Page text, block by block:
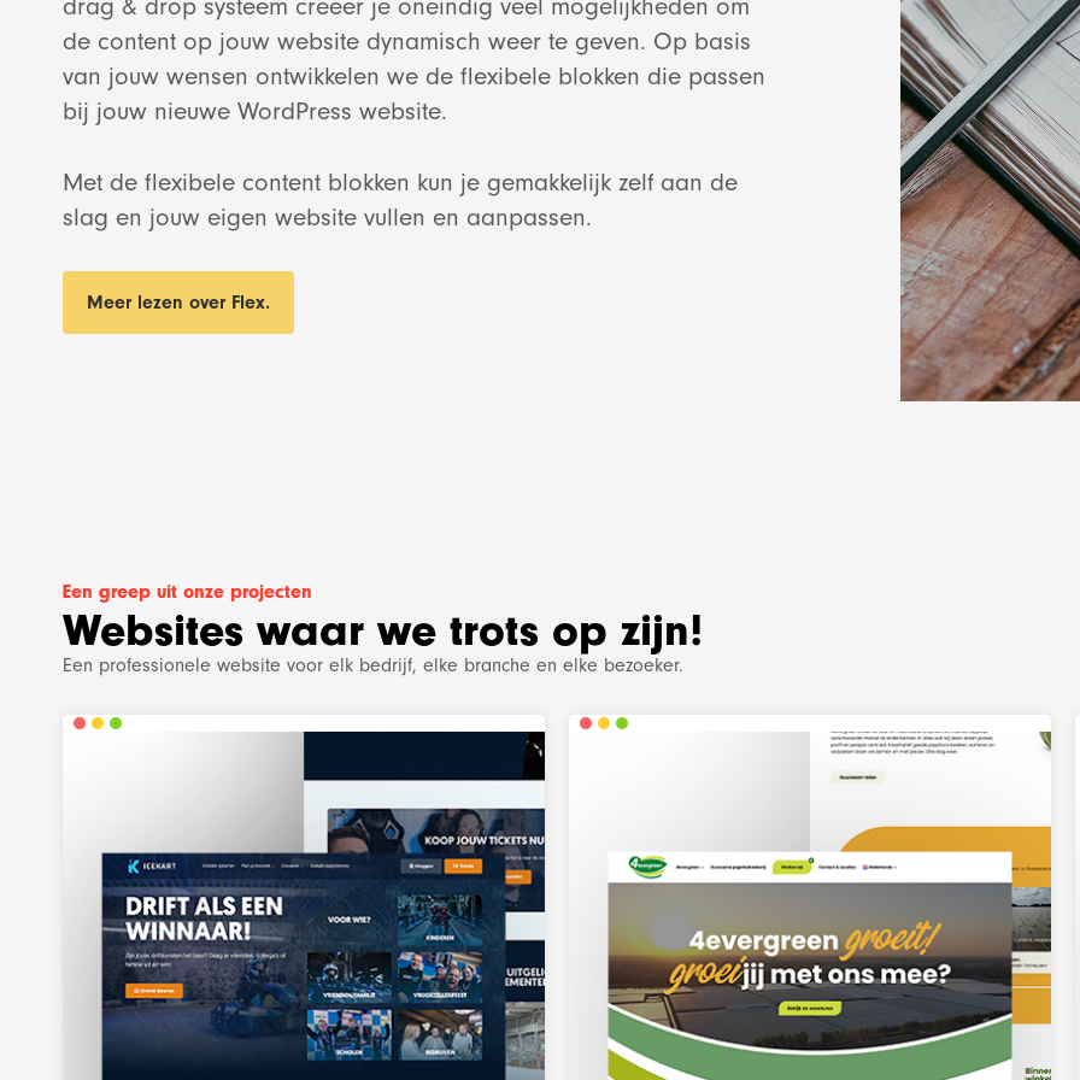
Bekijk
Bekijk
Shopify
Bekijk
SEO en
Bekijk project
E-mail
Bekijk project
Alle online
Bekijk project
drag & drop systeem creëer je oneindig veel mogelijkheden om
de content op jouw website dynamisch weer te geven. Op basis
van jouw wensen ontwikkelen we de flexibele blokken die passen
bij jouw nieuwe WordPress website.
Met de flexibele content blokken kun je gemakkelijk zelf aan de
slag en jouw eigen website vullen en aanpassen.
Meer lezen over Flex.
Een greep uit onze projecten
Websites waar we trots op zijn!
Een professionele website voor elk bedrijf, elke branche en elke bezoeker.